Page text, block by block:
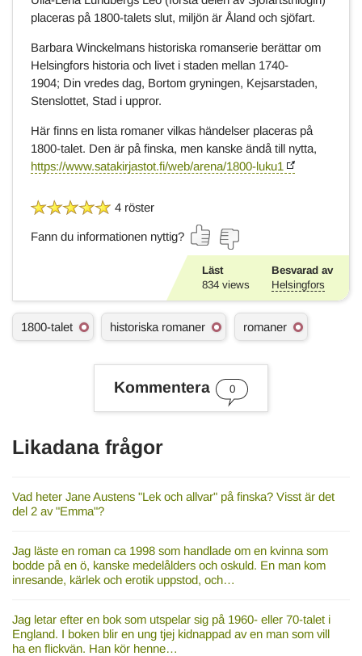
placeras på 1800-talets slut, miljön är Åland och sjöfart.
Barbara Winckelmans historiska romanserie berättar om
Helsingfors historia och livet i staden mellan 1740-
1904; Din vredes dag, Bortom gryningen, Kejsarstaden,
Stenslottet, Stad i uppror.
Här finns en lista romaner vilkas händelser placeras på
1800-talet. Den är på finska, men kanske ändå till nytta,
https://www.satakirjastot.fi/web/arena/1800-luku1
4 röster
Fann du informationen nyttig?
Läst
834 views
Besvarad av
Helsingfors
Ä
1800-talet historiska romaner romaner
Kommentera 0
Likadana frågor
Vad heter Jane Austens "Lek och allvar" på finska? Visst är det
del 2 av "Emma"?
Jag läste en roman ca 1998 som handlade om en kvinna som
bodde på en ö, kanske medelålders och oskuld. En man kom
inresande, kärlek och erotik uppstod, och…
Jag letar efter en bok som utspelar sig på 1960- eller 70-talet i
England. I boken blir en ung tjej kidnappad av en man som vill
ha en flickvän. Han kör henne…